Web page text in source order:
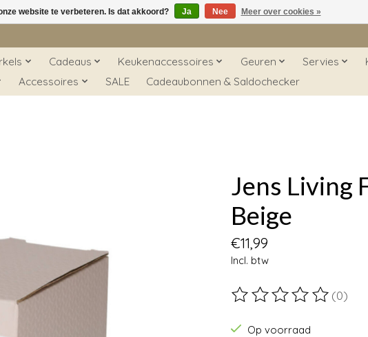
Cadeaus Keukenaccessoires Geuren Servies
Accessoires SALE Cadeaubonnen & Saldochecker
Jens Living
Beige
€11,99
Incl. btw
De beoordeling van dit
(0)
Op voorraad
website te verbeteren. Is dat akkoord? Ja Nee Meer over cookies »